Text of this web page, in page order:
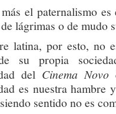
el paternalismo
lágrimas o de mudo
latina, por esto, no
su propia
del Cinema Novo
es nuestra hambre
sentido no es